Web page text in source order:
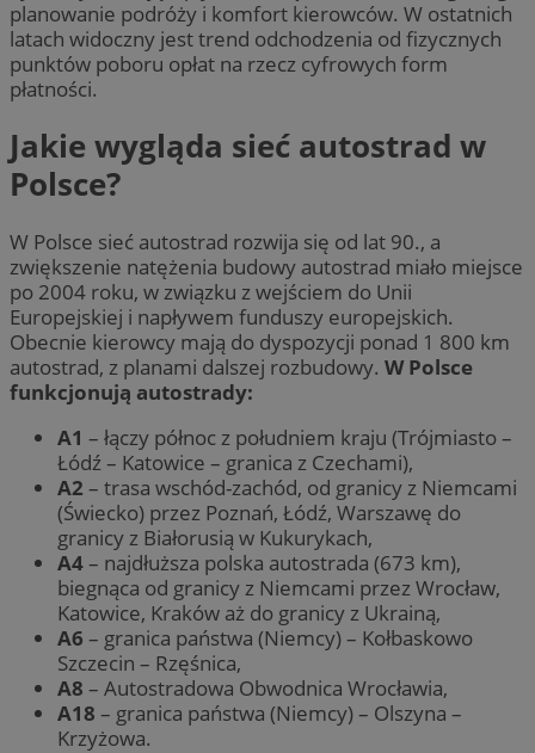
planowanie podróży i komfort kierowców. W ostatnich
latach widoczny jest trend odchodzenia od fizycznych
punktów poboru opłat na rzecz cyfrowych form
płatności.
Jakie wygląda sieć autostrad w
Polsce?
W Polsce sieć autostrad rozwija się od lat 90., a
zwiększenie natężenia budowy autostrad miało miejsce
po 2004 roku, w związku z wejściem do Unii
Europejskiej i napływem funduszy europejskich.
Obecnie kierowcy mają do dyspozycji ponad 1 800 km
autostrad, z planami dalszej rozbudowy. W Polsce
funkcjonują autostrady:
A1 – łączy północ z południem kraju (Trójmiasto –
Łódź – Katowice – granica z Czechami),
A2 – trasa wschód-zachód, od granicy z Niemcami
(Świecko) przez Poznań, Łódź, Warszawę do
granicy z Białorusią w Kukurykach,
A4– najdłuższa polska autostrada (673 km),
biegnąca od granicy z Niemcami przez Wrocław,
Katowice, Kraków aż do granicy z Ukrainą,
A6 – granica państwa (Niemcy) – Kołbaskowo
Szczecin – Rzęśnica,
A8 – Autostradowa Obwodnica Wrocławia,
A18 – granica państwa (Niemcy) – Olszyna –
Krzyżowa.